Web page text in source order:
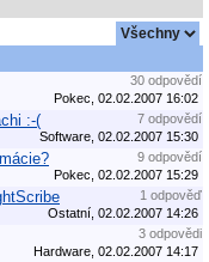
30 odpovědí
Pokec, 02.02.2007 16:02
:-(
7 odpovědí
Software, 02.02.2007 15:30
9 odpovědí
Pokec, 02.02.2007 15:29
1 odpověď
Ostatní, 02.02.2007 14:26
3 odpovědi
Hardware, 02.02.2007 14:17